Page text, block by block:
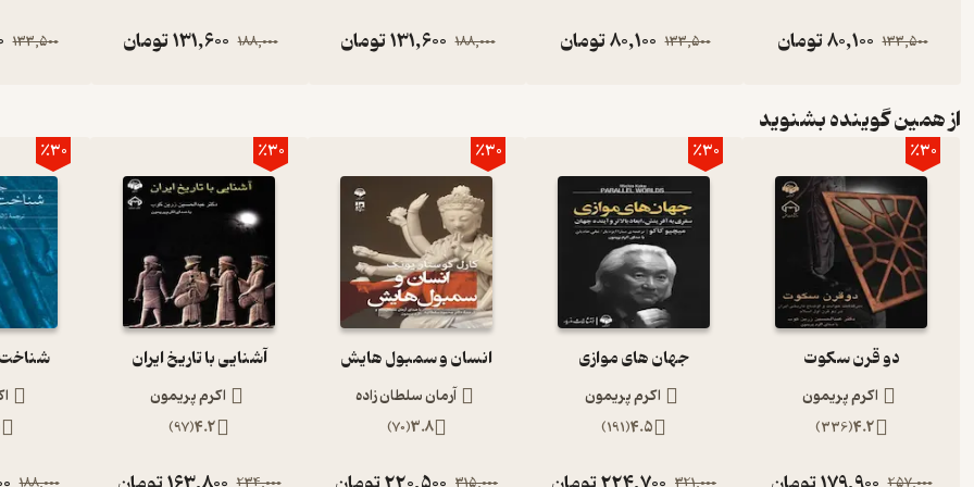
برای مطالعه پیدا می‌کند. کتاب‌های صوتی به دلیل سهولت استفاده‌شان میتوانند اوقات خالی خواننده را پر کنند. به این معنی که شما می‌توانید
چرا باید کتاب صوتی گسترش اسلام را شنید؟
اسلام به عنوان مهم‌ترین و جامع‌ترین دین عالم شناخته می‌شود. جان دان، استاد دانشگاه میشیگان در کتاب گسترش اسلام به خوانندگان
نوجوان درباره‌ی جامعیت و اهمیت این دین توضیح میدهد. امروزه دین اسلام با بیش از یک میلیارد مومن، بیشترین گرونده به این دین را دارد.
خواندن این کتاب را به همه‌ی خوانندگان پیشنهاد می‌کنیم.
کتاب صوتی گسترش اسلام در دسته‌ی کتاب‌های تاریخ قرار دارد.
کتاب صوتی گسترش اسلام مناسب برای گروه سنی ه (نوجوانان) است.
133,500
80,100تومان 133,500
80,100تومان 188,000
131,600تومان 188,000
131,600تومان 133,500
از همین گوینده بشنوید
٪30
دو قرن سکوت
اکرم پریمون
4.2
(
336
)
٪30
جهان های موازی
اکرم پریمون
4.5
(
191
)
٪30
انسان و سمبول هایش
آرمان سلطان زاده
3.8
(
70
)
٪30
آشنایی با تاریخ ایران
اکرم پریمون
4.2
(
97
)
٪30
شناخت